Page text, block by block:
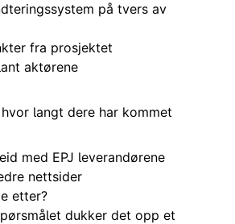
på tvers av
fra prosjektet
aktørene
langt dere har kommet
med EPJ leverandørene
nettsider
etter?
dukker det opp et